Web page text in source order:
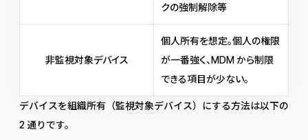
クの強制解除等
非監視対象デバイス
個人所有を想定。個人の権限
が一番強く、MDM から制限
できる項目が少ない。
デバイスを組織所有（監視対象デバイス）にする方法は以下の
2 通りです。